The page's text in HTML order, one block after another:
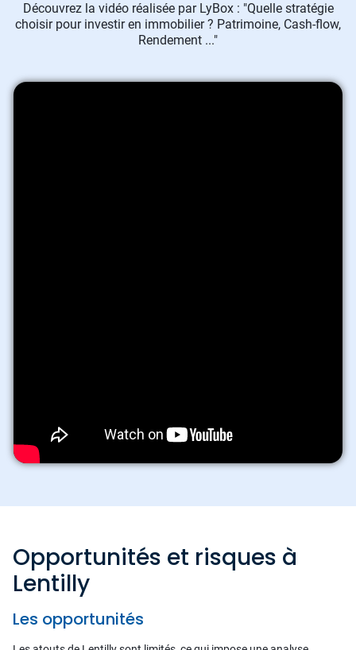
Découvrez la vidéo réalisée par LyBox : "Quelle stratégie
choisir pour investir en immobilier ? Patrimoine, Cash-flow,
Rendement ..."
Opportunités et risques à
Lentilly
Les opportunités